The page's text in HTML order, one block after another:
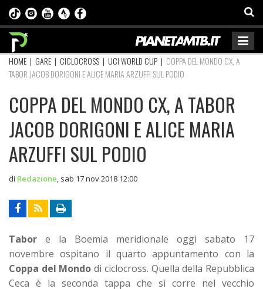
HOME | GARE | CICLOCROSS | UCI WORLD CUP | COPPA DEL MONDO CX, A
TABOR JACOB DORIGONI E ALICE MARIA ARZUFFI SUL PODIO
COPPA DEL MONDO CX, A TABOR
JACOB DORIGONI E ALICE MARIA
ARZUFFI SUL PODIO
di Redazione sab 17 nov 2018 12:00
Tabor e la Boemia meridionale oggi sabato 17
novembre ospitano il quarto appuntamento con la
Coppa del Mondo di ciclocross. Quella della Repubblica
Ceca è la seconda tappa che si corre nel vecchio